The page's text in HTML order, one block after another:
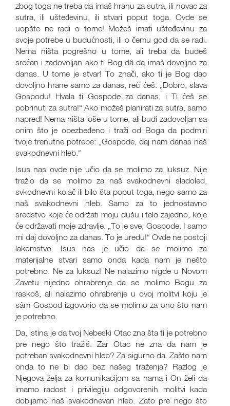
zbog toga ne treba da imaš hranu za sutra, ili novac za
sutra, ili ušteđevinu, ili stvari poput toga. Ovde se
uopšte ne radi o tome! Možeš imati ušteđevinu za
svoje potrebe u budućnosti, ili o čemu god da se radi.
Nema ništa pogrešno u tome, ali treba da budeš
srećan i zadovoljan ako ti Bog dâ da imaš dovoljno za
danas. U tome je stvar! To znači, ako ti je Bog dao
dovoljno hrane samo za danas, reći ćeš: „Dobro, slava
Gospodu! Hvala ti Gospode za danas, i Ti ćeš se
pobrinuti za sutra!“ Ako možeš planirati za sutra, samo
napred! Nema ništa loše u tome, ali budi zadovoljan sa
onim što je obezbeđeno i traži od Boga da podmiri
tvoje trenutne potrebe: „Gospode, daj nam danas naš
svakodnevni hleb.“
Isus nas ovde nije učio da se molimo za luksuz. Nije
tražio da se molimo za naš svakodnevni sladoled,
svkodnevni kolač ili bilo šta poput toga, nego samo za
naš svakodnevni hleb. Samo za to jednostavno
sredstvo koje će održati moju dušu i telo zajedno, koje
će održavati moje zdravlje. „To je sve, Gospode. I samo
mi daj dovoljno za danas. To je uredu!“ Ovde ne postoji
lakomstvo. Isus nas je učio da se molimo za
materijalne stvari samo onda kada nam je nešto
potrebno. Ne za luksuz! Ne nalazimo nigde u Novom
Zavetu nijedno ohrabrenje da se molimo Bogu za
raskoš, ali nalazimo ohrabrenje u ovoj molitvi koju je
sâm Gospod izgovorio da se molimo za ono što nam
je potrebno.
Da, istina je da tvoj Nebeski Otac zna šta ti je potrebno
pre nego što tražiš. Zar Otac ne zna da nam je
potreban svakodnevni hleb? Za sigurno da. Zašto nam
onda to ne bi dao bez našeg traženja? Razlog je
Njegova želja za komunikacijom sa nama i On želi da
imamo radost i privilegiju odgovorenih molitvi kada
dobijamo naš svakodnevan hleb. Zato pre nego što